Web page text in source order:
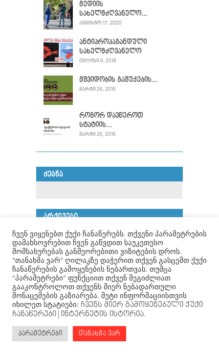
მედიის
სახელმძღვანელო...
ᲐᲒᲕᲘᲡᲢᲝ 17, 2020
ანტიპროპაგანდული
სახელმძღვანელო
ᲘᲕᲚᲘᲡᲘ 9, 2018
მშვიდობის გაშუქების...
ᲛᲐᲠᲢᲘ 26, 2016
როგორ დავწეროთ
სტატიის...
ᲛᲐᲠᲢᲘ 26, 2016
ᲫᲔᲑᲜᲐ
ᲐᲠᲥᲘᲕᲔᲑᲘ
2008 წლის რუსეთ საქართველოს ომი EUMM
IWPR ადამიანის უფლებები
აზერბაიჯანი
არმენ კარაპეტიანი არშალუის მგდესიანი
არჩევნები აფგან მუხტარლი
ჩვენ ვიყენებთ ქუქი ჩანაწერებს. თქვენი პარამეტრების
დამახსოვრებით ჩვენ გაწვდით საუკეთესო
მომსახურებას განმეორებითი ვიზიტების დროს.
"თანახმა ვარ" ღილაკზე დაჭერით თქვენ გასცემთ ქუქი
ჩანაწერების გამოყენების ნებართვას. თუმცა
"პარამეტრები" ფუნქციით თქვენ შეგიძლიათ
გააკონტროლოთ თქვენს მიერ ნებადართული
მონაცემების გაზიარება. მეტი ინფორმაციისთვის
იხილეთ სტატიები: ჩვენს მიერ გამოყენებული ქუქი
ჩანაწერები | ინტერნეტის ისტორია.
პარამეტრები თანახმა ვარ